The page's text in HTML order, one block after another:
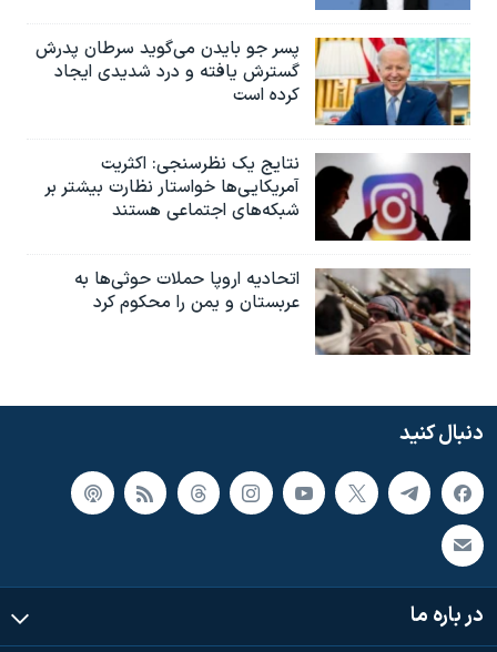
پسر جو بایدن می‌گوید سرطان پدرش
گسترش یافته و درد شدیدی ایجاد
کرده است
نتایج یک نظرسنجی: اکثریت
آمریکایی‌ها خواستار نظارت بیشتر بر
شبکه‌های اجتماعی هستند
اتحادیه اروپا حملات حوثی‌ها به
عربستان و یمن را محکوم کرد
دنبال کنید
در باره ما